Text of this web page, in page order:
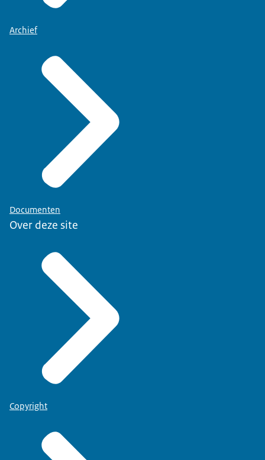
Archief
Documenten
Over deze site
Copyright